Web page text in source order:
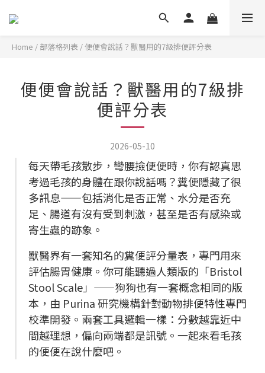
Home / 部落格列表 /便便會說話？獸醫用的7級排便評分表
便便會說話？獸醫用的7級排
便評分表
2026-05-10
每天帶毛孩散步，彎腰撿便便時，你有認真思
考過毛孩的身體在跟你說話嗎？糞便隱藏了很
多訊息——包括消化是否正常、水分是否充
足、腸道有沒有受到刺激，甚至是否有感染或
寄生蟲的跡象。
獸醫界有一套知名的糞便評分量表，專門用來
評估腸胃健康。你可能聽過人類版的「Bristol
Stool Scale」——狗狗也有一套概念相同的版
本，由 Purina 研究機構針對動物排便特性專門
校準開發。兩套工具邏輯一樣：分數越靠近中
間越理想，偏向兩端都是訊號。一起來看毛孩
的便便在說什麼吧。